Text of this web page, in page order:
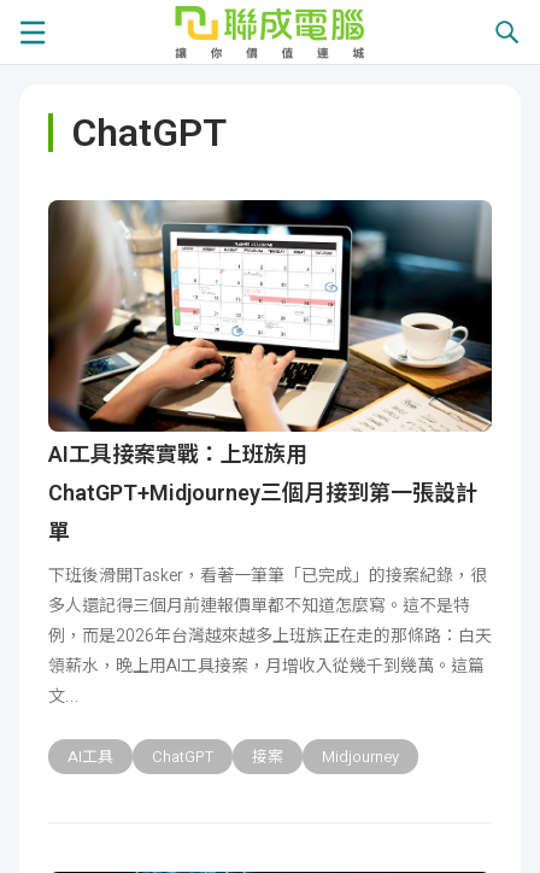
ChatGPT
AI工具接案實戰：上班族用
ChatGPT+Midjourney三個月接到第一張設計
單
下班後滑開Tasker，看著一筆筆「已完成」的接案紀錄，很
多人還記得三個月前連報價單都不知道怎麼寫。這不是特
例，而是2026年台灣越來越多上班族正在走的那條路：白天
領薪水，晚上用AI工具接案，月增收入從幾千到幾萬。這篇
文
AI工具 ChatGPT 接案 Midjourney